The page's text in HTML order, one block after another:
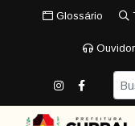
Glossário